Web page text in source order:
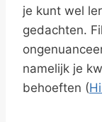
je kunt wel
gedachten.
namelijk je
behoeften (